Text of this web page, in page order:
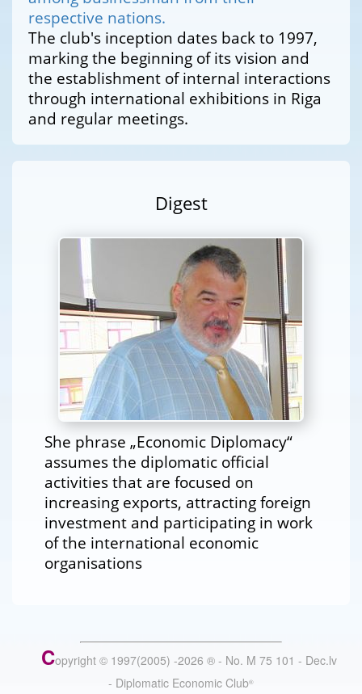
respective nations.
The club's inception dates back to 1997,
marking the beginning of its vision and
the establishment of internal interactions
through international exhibitions in Riga
and regular meetings.
Digest
She phrase „Economic Diplomacy“
assumes the diplomatic official
activities that are focused on
increasing exports, attracting foreign
investment and participating in work
of the international economic
organisations
Copyright © 1997(2005) -2026 ® - No. M 75 101 - Dec.lv
- Diplomatic Economic Club®